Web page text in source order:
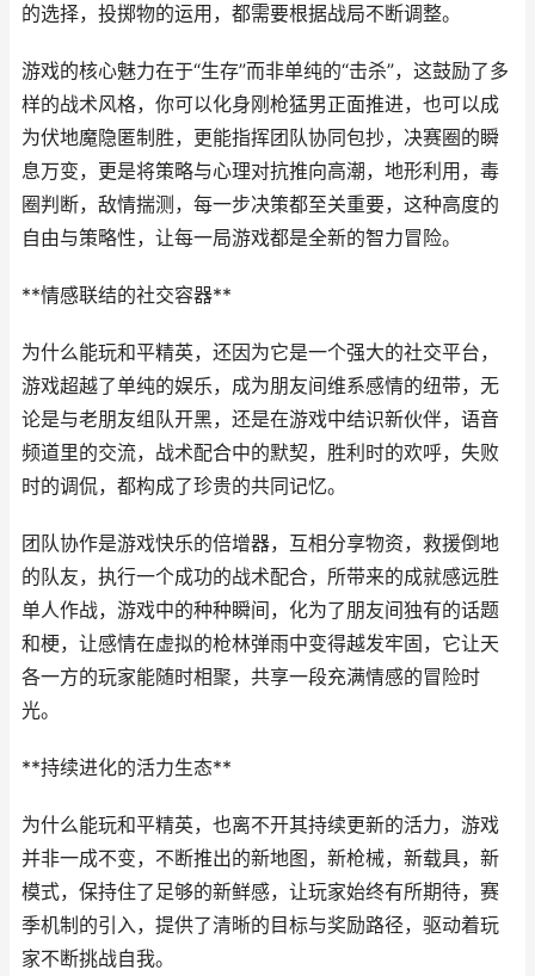
的选择，投掷物的运用，都需要根据战局不断调整。
游戏的核心魅力在于“生存”而非单纯的“击杀”，这鼓励了多
样的战术风格，你可以化身刚枪猛男正面推进，也可以成
为伏地魔隐匿制胜，更能指挥团队协同包抄，决赛圈的瞬
息万变，更是将策略与心理对抗推向高潮，地形利用，毒
圈判断，敌情揣测，每一步决策都至关重要，这种高度的
自由与策略性，让每一局游戏都是全新的智力冒险。
**情感联结的社交容器**
为什么能玩和平精英，还因为它是一个强大的社交平台，
游戏超越了单纯的娱乐，成为朋友间维系感情的纽带，无
论是与老朋友组队开黑，还是在游戏中结识新伙伴，语音
频道里的交流，战术配合中的默契，胜利时的欢呼，失败
时的调侃，都构成了珍贵的共同记忆。
团队协作是游戏快乐的倍增器，互相分享物资，救援倒地
的队友，执行一个成功的战术配合，所带来的成就感远胜
单人作战，游戏中的种种瞬间，化为了朋友间独有的话题
和梗，让感情在虚拟的枪林弹雨中变得越发牢固，它让天
各一方的玩家能随时相聚，共享一段充满情感的冒险时
光。
**持续进化的活力生态**
为什么能玩和平精英，也离不开其持续更新的活力，游戏
并非一成不变，不断推出的新地图，新枪械，新载具，新
模式，保持住了足够的新鲜感，让玩家始终有所期待，赛
季机制的引入，提供了清晰的目标与奖励路径，驱动着玩
家不断挑战自我。